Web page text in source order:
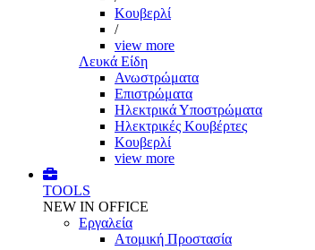
Κουβερλί
/
view more
Λευκά Είδη
Ανωστρώματα
Επιστρώματα
Ηλεκτρικά Υποστρώματα
Ηλεκτρικές Κουβέρτες
Κουβερλί
view more
TOOLS
NEW IN OFFICE
Εργαλεία
Aτομική Προστασία